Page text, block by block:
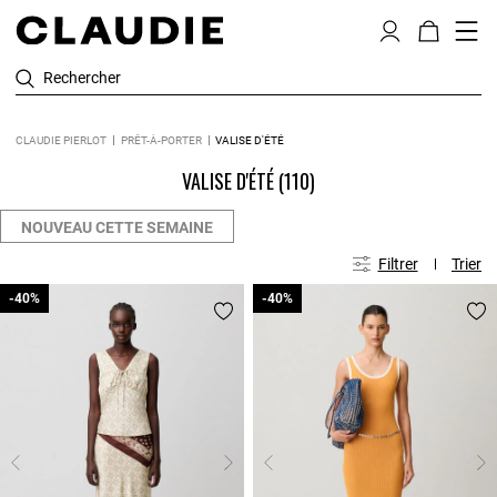
Rechercher
CLAUDIE PIERLOT PRÊT-À-PORTER VALISE D'ÉTÉ
VALISE D'ÉTÉ(110)
NOUVEAU CETTE SEMAINE
Filtrer Trier
-40%
-40% -40%
-40%